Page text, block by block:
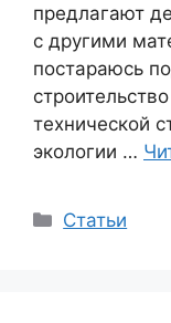
предлагают
с другими
постараюсь
технической
экологии …
Рубрики
Статьи